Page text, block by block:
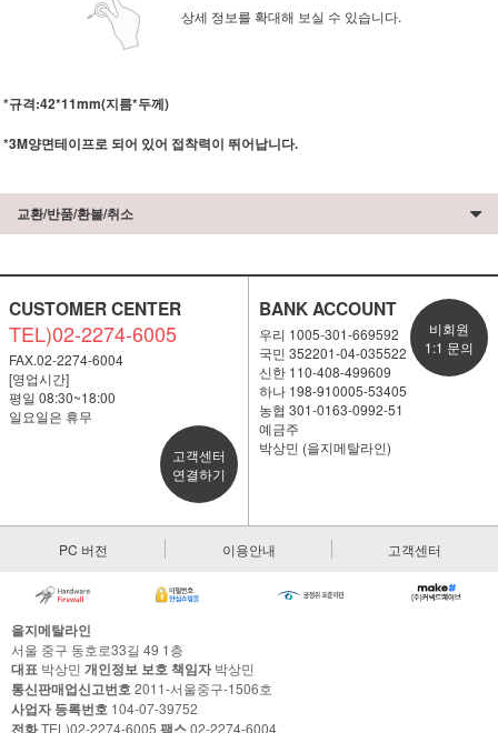
상세 정보를 확대해 보실 수 있습니다.
*규격:42*11mm(지름*두께)
*3M양면테이프로 되어 있어 접착력이 뛰어납니다.
교환/반품/환불/취소
CUSTOMER CENTER
TEL)02-2274-6005
FAX.02-2274-6004
[영업시간]
평일 08:30~18:00
일요일은 휴무
고객센터
연결하기
BANK ACCOUNT
우리 1005-301-669592
국민 352201-04-035522
신한 110-408-499609
하나 198-910005-53405
농협 301-0163-0992-51
예금주
박상민 (을지메탈라인)
비회원
1:1 문의
PC 버전 이용안내 고객센터
을지메탈라인
서울 중구 동호로33길 49 1층
대표 박상민 개인정보 보호 책임자박상민
통신판매업신고번호2011-서울중구-1506호
사업자 등록번호 104-07-39752
전화TEL)02-2274-6005 팩스02-2274-6004